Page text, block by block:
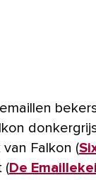
Falkon (
(De